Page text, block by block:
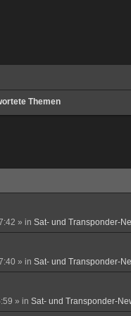
Themen
» in Sat- und Transponder-
» in Sat- und Transponder-
» in Sat- und Transponder-